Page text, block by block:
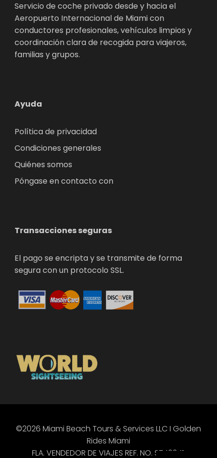
Servicio de coche privado desde y hacia el
Aeropuerto Internacional de Miami con
conductores profesionales, vehículos limpios y
coordinación clara de recogida para viajeros,
familias y grupos.
Ayuda
Política de privacidad
Condiciones generales
Quiénes somos
Póngase en contacto con
Transacciones seguras
El pago se encripta y se transmite de forma
segura con un protocolo SSL.
©2026 Miami Beach Tours & Services LLC I Golden
Rides Miami
FLA. VENDEDOR DE VIAJES REF. NO. ST43041.
EN
PT